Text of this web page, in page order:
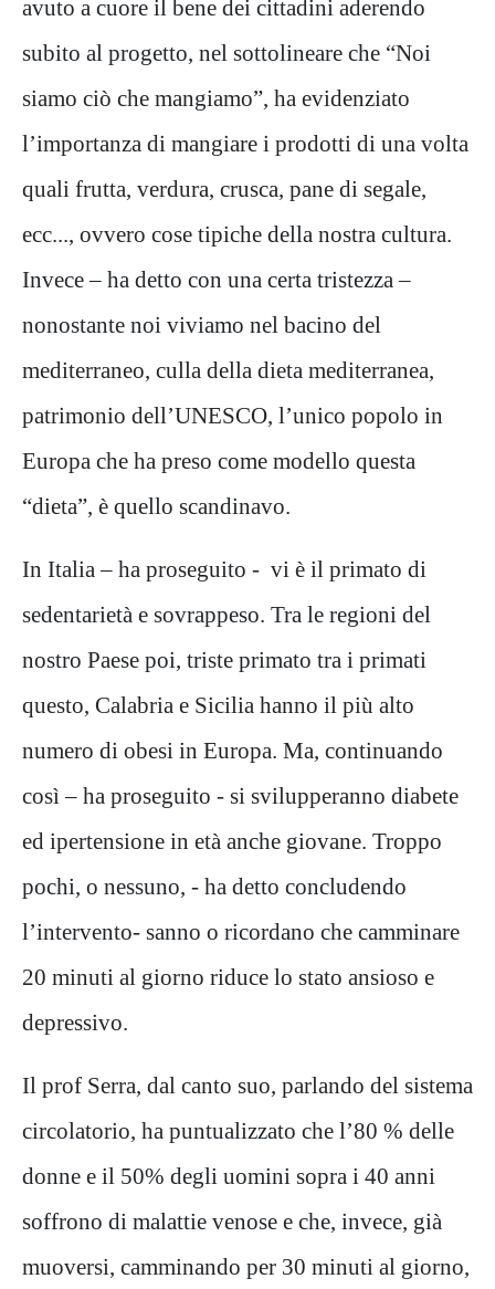
avuto a cuore il bene dei cittadini aderendo
subito al progetto, nel sottolineare che “Noi
siamo ciò che mangiamo”, ha evidenziato
l’importanza di mangiare i prodotti di una volta
quali frutta, verdura, crusca, pane di segale,
ecc..., ovvero cose tipiche della nostra cultura.
Invece – ha detto con una certa tristezza –
nonostante noi viviamo nel bacino del
mediterraneo, culla della dieta mediterranea,
patrimonio dell’UNESCO, l’unico popolo in
Europa che ha preso come modello questa
“dieta”, è quello scandinavo.
In Italia – ha proseguito - vi è il primato di
sedentarietà e sovrappeso. Tra le regioni del
nostro Paese poi, triste primato tra i primati
questo, Calabria e Sicilia hanno il più alto
numero di obesi in Europa. Ma, continuando
così – ha proseguito - si svilupperanno diabete
ed ipertensione in età anche giovane. Troppo
pochi, o nessuno, - ha detto concludendo
l’intervento- sanno o ricordano che camminare
20 minuti al giorno riduce lo stato ansioso e
depressivo.
Il prof Serra, dal canto suo, parlando del sistema
circolatorio, ha puntualizzato che l’80 % delle
donne e il 50% degli uomini sopra i 40 anni
soffrono di malattie venose e che, invece, già
muoversi, camminando per 30 minuti al giorno,